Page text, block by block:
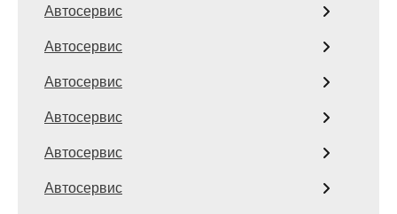
Автосервис
Автосервис
Автосервис
Автосервис
Автосервис
Автосервис